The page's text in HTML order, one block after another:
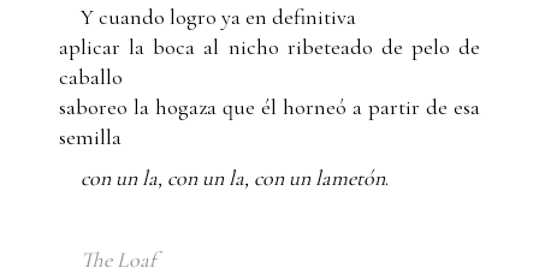
Y cuando logro ya en definitiva
aplicar la boca al nicho ribeteado de pelo de
caballo
saboreo la hogaza que él horneó a partir de esa
semilla
con un la, con un la, con un lametón.
The Loaf